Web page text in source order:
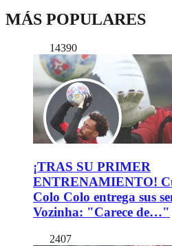
MÁS POPULARES
14390
¡TRAS SU PRIMER
ENTRENAMIENTO!
Colo Colo entrega sus
Vozinha: "Carece de…"
2407